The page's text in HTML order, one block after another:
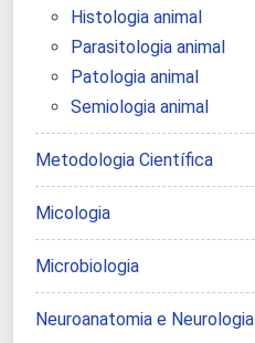
Histologia animal
Parasitologia animal
Patologia animal
Semiologia animal
Metodologia Científica
Micologia
Microbiologia
Neuroanatomia e Neurologia